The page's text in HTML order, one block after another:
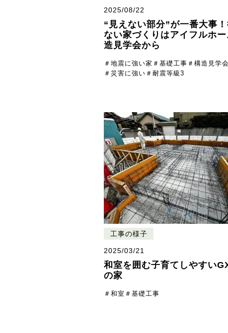
2025/08/22
“見えない部分”が一番大事
ない家づくりはアイフルホ
造見学会から
＃地震に強い家 ＃基礎工事 ＃構造見学会
＃災害に強い ＃耐震等級3
工事の様子
2025/03/21
和室を囲む子育てしやすい
の家
＃和室 ＃基礎工事